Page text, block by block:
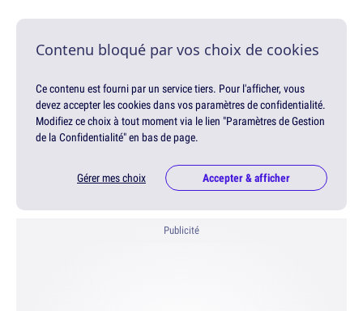
Contenu bloqué par vos choix de cookies
Ce contenu est fourni par un service tiers. Pour l'afficher, vous
devez accepter les cookies dans vos paramètres de confidentialité.
Modifiez ce choix à tout moment via le lien "Paramètres de Gestion
de la Confidentialité" en bas de page.
Gérer mes choix Accepter & afficher
Publicité